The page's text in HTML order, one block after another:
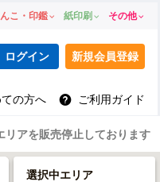
こ・印鑑 紙印刷 その他
ログイン 新規会員登録
の方へ ご利用ガイド
リアを販売停止しております
選択中エリア